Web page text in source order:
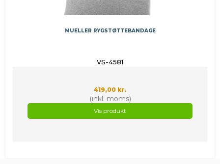
MUELLER RYGSTØTTEBANDAGE
VS-4581
419,00 kr.
(inkl. moms)
Vis produkt